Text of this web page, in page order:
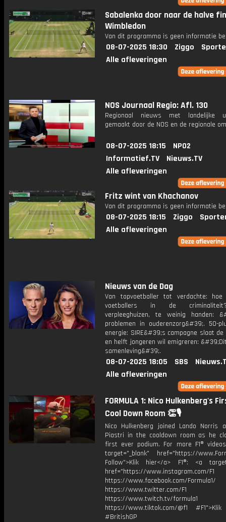
Sabalenka door naar de halve
Wimbledon
Van dit programma is geen informatie
08-07-2025 18:30 Ziggo
Alle afleveringen
NOS Journaal Regio: Afl. 130
Regionaal nieuws met landelijke
gemaakt door de NOS en de regionale
08-07-2025 18:15
NPO2
Informatief.TV
Nieuws.TV
Alle afleveringen
Fritz wint van Khachanov
Van dit programma is geen informatie
08-07-2025 18:15 Ziggo
Alle afleveringen
Nieuws van de Dag
Van topvoetballer tot verdachte: hoe
voetballers in de
verpleeghuizen, te weinig handen:
problemen in ouderenzorg&#39;. 50-
energie: SIRE&#39;s campagne slaat
en helft jongeren wil emigreren:
samenleving&#39;.
08-07-2025 18:05 SBS
Alle afleveringen
FORMULA 1: Nico Hulkenberg's
Cool Down Room 👏🎙️
Nico Hulkenberg joined Lando Norris
Piastri in the cooldown room as he
first ever podium. For more F1®
target="_blank" href="https://
Follow">Klik hier</a> F1®: <a
href="https://www.instagram.com/F1
https://www.facebook.com/Formula1/
https://www.twitter.com/F1
https://www.twitch.tv/formula1
https://www.tiktok.com/@f1
#BritishGP